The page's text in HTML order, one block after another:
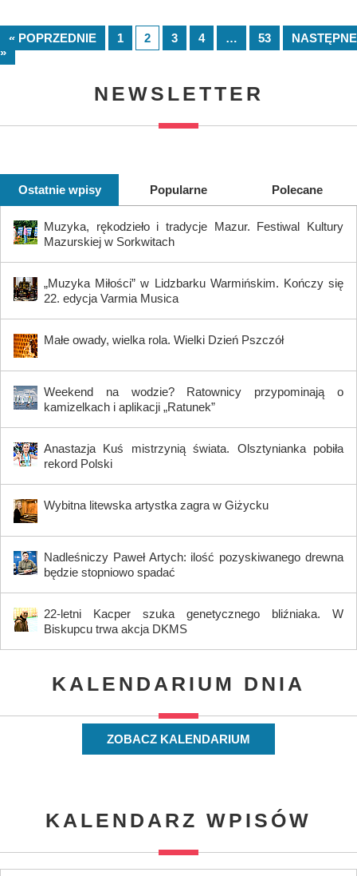
« POPRZEDNIE 1 2 3 4 … 53
NASTĘPNE
»
NEWSLETTER
Ostatnie wpisy Popularne Polecane
Muzyka, rękodzieło i tradycje Mazur. Festiwal Kultury
Mazurskiej w Sorkwitach
„Muzyka Miłości” w Lidzbarku Warmińskim. Kończy się
22. edycja Varmia Musica
Małe owady, wielka rola. Wielki Dzień Pszczół
Weekend na wodzie? Ratownicy przypominają o
kamizelkach i aplikacji „Ratunek”
Anastazja Kuś mistrzynią świata. Olsztynianka pobiła
rekord Polski
Wybitna litewska artystka zagra w Giżycku
Nadleśniczy Paweł Artych: ilość pozyskiwanego drewna
będzie stopniowo spadać
22-letni Kacper szuka genetycznego bliźniaka. W
Biskupcu trwa akcja DKMS
KALENDARIUM DNIA
ZOBACZ KALENDARIUM
KALENDARZ WPISÓW